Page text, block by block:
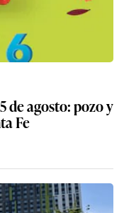
de agosto: pozo y
Fe